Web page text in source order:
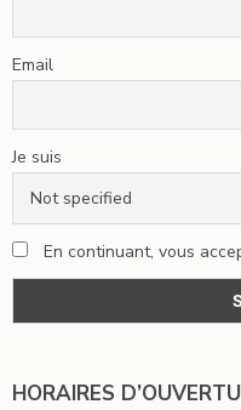
Email
Je suis
En continuant, vous
HORAIRES